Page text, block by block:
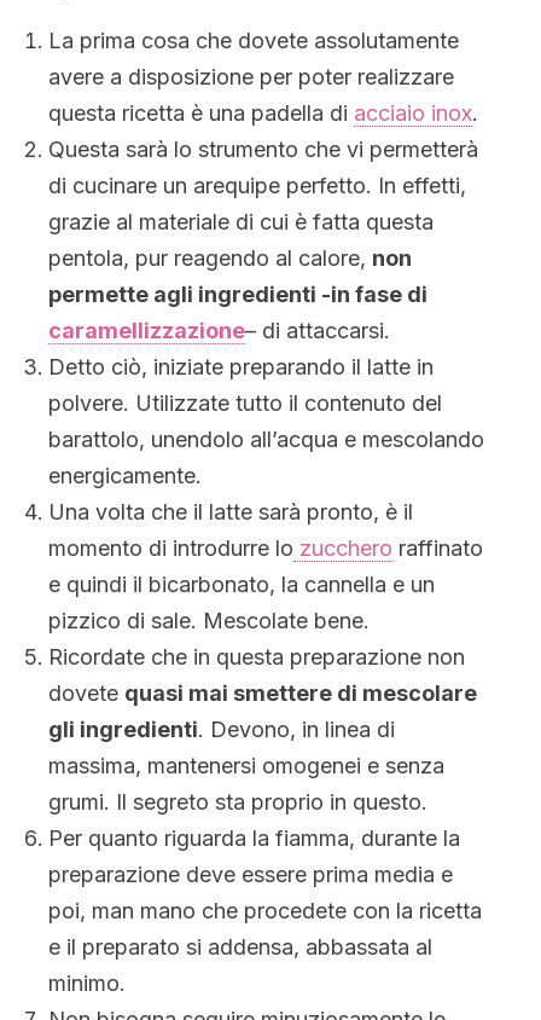
La prima cosa che dovete assolutamente
avere a disposizione per poter realizzare
questa ricetta è una padella di acciaio inox.
Questa sarà lo strumento che vi permetterà
di cucinare un arequipe perfetto. In effetti,
grazie al materiale di cui è fatta questa
pentola, pur reagendo al calore, non
permette agli ingredienti -in fase di
caramellizzazione– di attaccarsi.
Detto ciò, iniziate preparando il latte in
polvere. Utilizzate tutto il contenuto del
barattolo, unendolo all’acqua e mescolando
energicamente.
Una volta che il latte sarà pronto, è il
momento di introdurre lo zucchero raffinato
e quindi il bicarbonato, la cannella e un
pizzico di sale. Mescolate bene.
Ricordate che in questa preparazione non
dovete quasi mai smettere di mescolare
gli ingredienti. Devono, in linea di
massima, mantenersi omogenei e senza
grumi. Il segreto sta proprio in questo.
Per quanto riguarda la fiamma, durante la
preparazione deve essere prima media e
poi, man mano che procedete con la ricetta
e il preparato si addensa, abbassata al
minimo.